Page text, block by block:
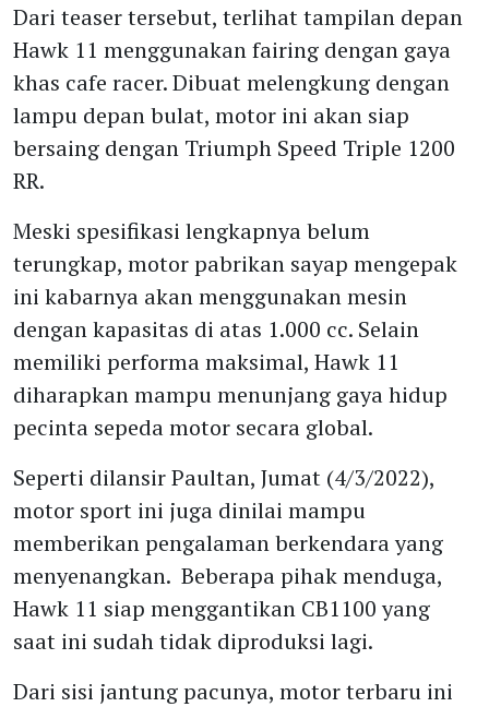
Dari teaser tersebut, terlihat tampilan depan
Hawk 11 menggunakan fairing dengan gaya
khas cafe racer. Dibuat melengkung dengan
lampu depan bulat, motor ini akan siap
bersaing dengan Triumph Speed Triple 1200
RR.
Meski spesifikasi lengkapnya belum
terungkap, motor pabrikan sayap mengepak
ini kabarnya akan menggunakan mesin
dengan kapasitas di atas 1.000 cc. Selain
memiliki performa maksimal, Hawk 11
diharapkan mampu menunjang gaya hidup
pecinta sepeda motor secara global.
Seperti dilansir Paultan, Jumat (4/3/2022),
motor sport ini juga dinilai mampu
memberikan pengalaman berkendara yang
menyenangkan. Beberapa pihak menduga,
Hawk 11 siap menggantikan CB1100 yang
saat ini sudah tidak diproduksi lagi.
Dari sisi jantung pacunya, motor terbaru ini